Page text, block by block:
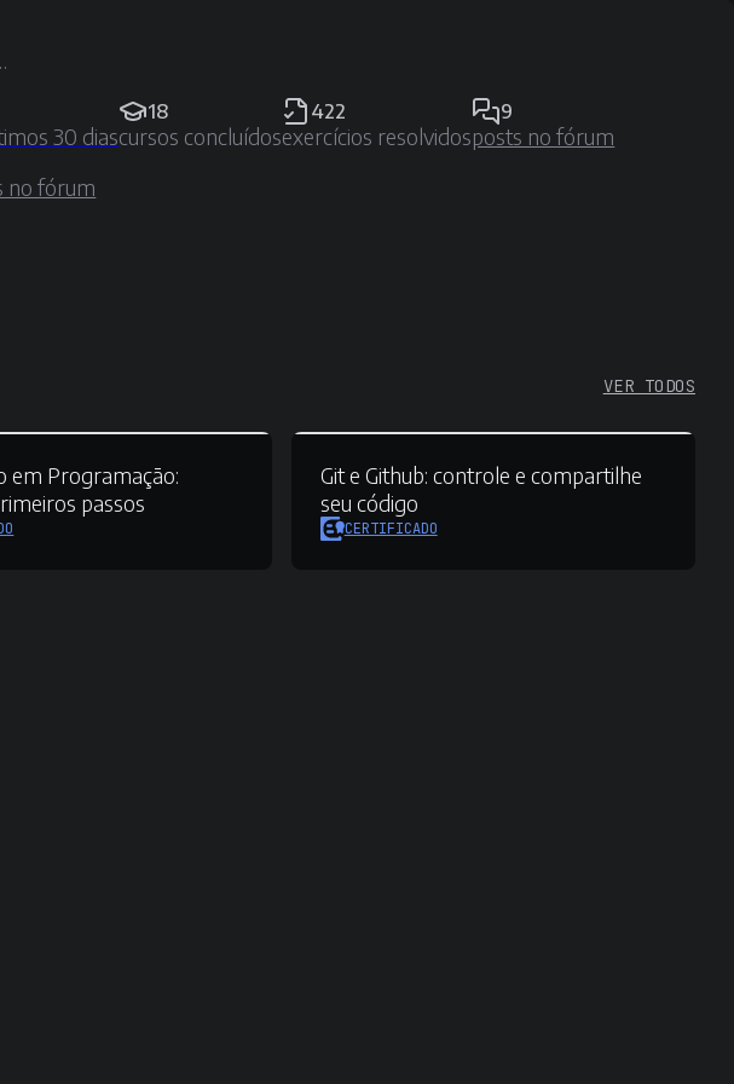
30 dias
18
cursos concluídos
422
exercícios resolvidos
9
posts no fórum
no fórum
VER TODOS
em Programação:
passos
Git e Github: controle e compartilhe
seu código
CERTIFICADO